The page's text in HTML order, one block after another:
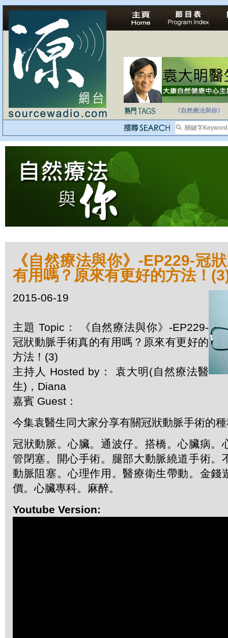
法治社會並不等同
《自然療法與你》
《自然療法與你》-EP229-冠
有用嗎？原來有更好的方法！
2015-06-19
主題 Topic： 《自然療法與你》-EP229-
冠狀動脈手術真的有用嗎？原來有更好的
方法！(3)
主持人 Hosted by： 袁大明(自然療法醫
生)，Diana
嘉賓 Guest：
今集袁醫生同大家分享有關冠狀動脈手術的
冠狀動脈。心臟。通波仔。搭橋。心臟病。
管閉塞。開心手術。腿部大動脈繞道手術。
動脈阻塞。心理作用。醫療衛生帶動。金錢
價。心臟專科。麻醉。
Youtube Version: